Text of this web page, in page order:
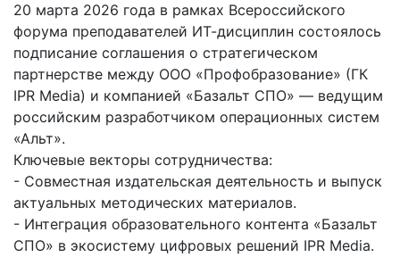
20 марта 2026 года в рамках Всероссийского
форума преподавателей ИТ-дисциплин состоялось
подписание соглашения о стратегическом
партнерстве между ООО «Профобразование» (ГК
IPR Media) и компанией «Базальт СПО» — ведущим
российским разработчиком операционных систем
«Альт».
Ключевые векторы сотрудничества:
- Совместная издательская деятельность и выпуск
актуальных методических материалов.
- Интеграция образовательного контента «Базальт
СПО» в экосистему цифровых решений IPR Media.